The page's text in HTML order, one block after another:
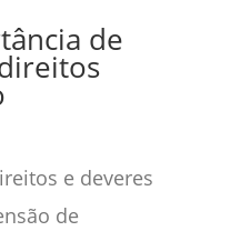
de
e deveres
de